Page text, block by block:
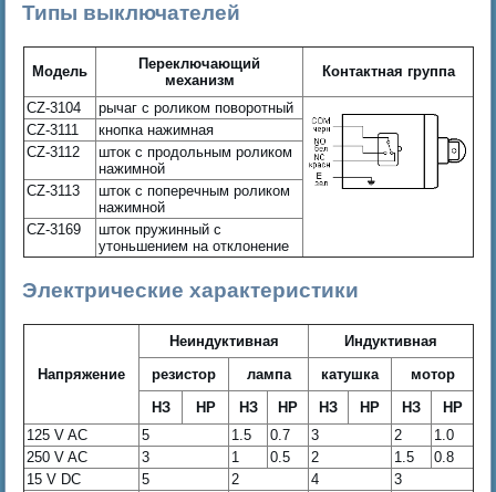
Типы выключателей
Модель
Переключающий
механизм
Контактная группа
CZ-3104
рычаг с роликом поворотный
CZ-3111
кнопка нажимная
CZ-3112
шток с продольным роликом
нажимной
CZ-3113
шток с поперечным роликом
нажимной
CZ-3169
шток пружинный с
утоньшением на отклонение
Электрические характеристики
Напряжение
Неиндуктивная
Индуктивная
резистор
лампа катушка
мотор
НЗ
НР НЗ НР НЗ НР НЗ
НР
125 V AC
5 1.5 0.7 3 2
1.0
250 V AC
3 1 0.5 2 1.5
0.8
15 V DC
5 2 4
3